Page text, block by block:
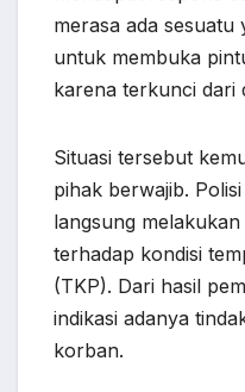
merasa ada sesuatu
untuk membuka
karena terkunci dari
Situasi tersebut
pihak berwajib.
langsung
terhadap kondisi
(TKP). Dari hasil
indikasi adanya
korban.